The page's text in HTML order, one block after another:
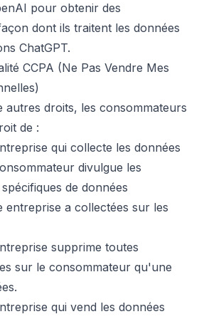
pour obtenir des
dont ils traitent les données
ChatGPT.
CCPA (Ne Pas Vendre Mes
autres droits, les consommateurs
de :
qui collecte les données
divulgue les
de données
entreprise a collectées sur les
supprime toutes
sur le consommateur qu'une
qui vend les données